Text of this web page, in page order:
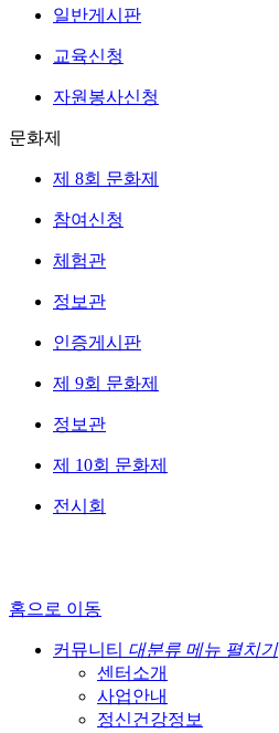
일반게시판
교육신청
자원봉사신청
문화제
제 8회 문화제
참여신청
체험관
정보관
인증게시판
제 9회 문화제
정보관
제 10회 문화제
전시회
홈으로 이동
커뮤니티 대분류 메뉴 펼치기
센터소개
사업안내
정신건강정보